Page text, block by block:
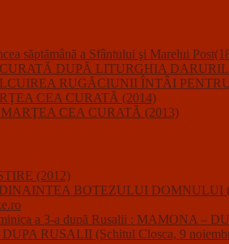
săptămână a Sfântului şi Marelui
DUPĂ LITURGHIA
RUGĂCIUNII ÎNTÂI
CEA CURATĂ (2014)
CEA CURATĂ (2013)
(2012)
BOTEZULUI DOMNULUI
a 3-a după Rusalii : MAMONA –
RUSALII (Schitul Closca, 9